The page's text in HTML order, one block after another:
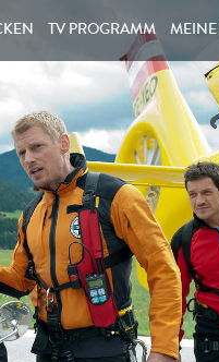
TV PROGRAMM MEINE